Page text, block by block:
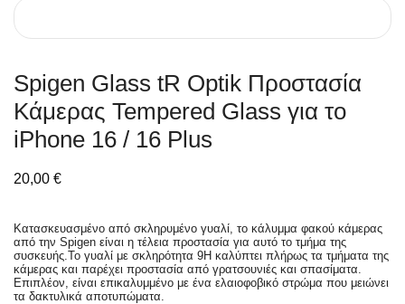
Spigen Glass tR Optik Προστασία
Κάμερας Tempered Glass για το
iPhone 16 / 16 Plus
20,00 €
Κατασκευασμένο από σκληρυμένο γυαλί, το κάλυμμα φακού κάμερας
από την Spigen είναι η τέλεια προστασία για αυτό το τμήμα της
συσκευής.Το γυαλί με σκληρότητα 9H καλύπτει πλήρως τα τμήματα της
κάμερας και παρέχει προστασία από γρατσουνιές και σπασίματα.
Επιπλέον, είναι επικαλυμμένο με ένα ελαιοφοβικό στρώμα που μειώνει
τα δακτυλικά αποτυπώματα.